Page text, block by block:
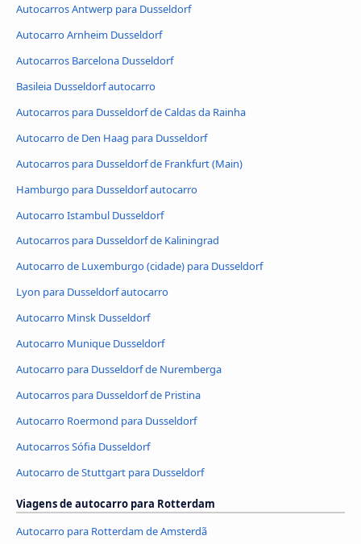
Autocarros Antwerp para Dusseldorf
Autocarro Arnheim Dusseldorf
Autocarros Barcelona Dusseldorf
Basileia Dusseldorf autocarro
Autocarros para Dusseldorf de Caldas da Rainha
Autocarro de Den Haag para Dusseldorf
Autocarros para Dusseldorf de Frankfurt (Main)
Hamburgo para Dusseldorf autocarro
Autocarro Istambul Dusseldorf
Autocarros para Dusseldorf de Kaliningrad
Autocarro de Luxemburgo (cidade) para Dusseldorf
Lyon para Dusseldorf autocarro
Autocarro Minsk Dusseldorf
Autocarro Munique Dusseldorf
Autocarro para Dusseldorf de Nuremberga
Autocarros para Dusseldorf de Pristina
Autocarro Roermond para Dusseldorf
Autocarros Sófia Dusseldorf
Autocarro de Stuttgart para Dusseldorf
Viagens de autocarro para Rotterdam
Autocarro para Rotterdam de Amsterdã